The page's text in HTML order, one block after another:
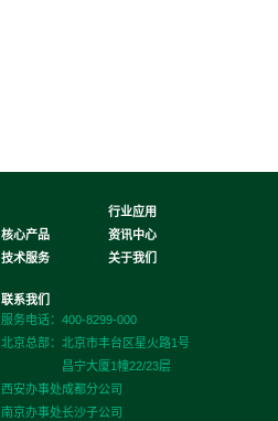
核心产品
技术服务
行业应用
资讯中心
关于我们
联系我们
服务电话：400-8299-000
北京总部： 北京市丰台区星火路1号
昌宁大厦1幢22/23层
西安办事处成都分公司
南京办事处长沙子公司